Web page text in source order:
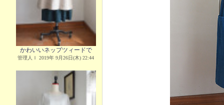
かわいいネップツィードで
管理人Ｉ 2019年 9月26日(木) 22:44